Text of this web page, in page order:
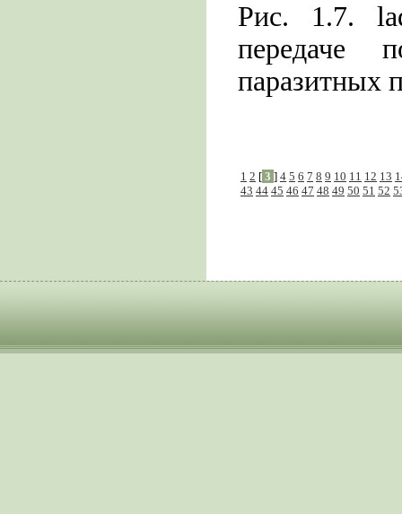
Рис. 1.7.
передаче
паразитных
1 2 [ 3 ] 4 5 6 7 8 9 10 11 12 13
43 44 45 46 47 48 49 50 51 52